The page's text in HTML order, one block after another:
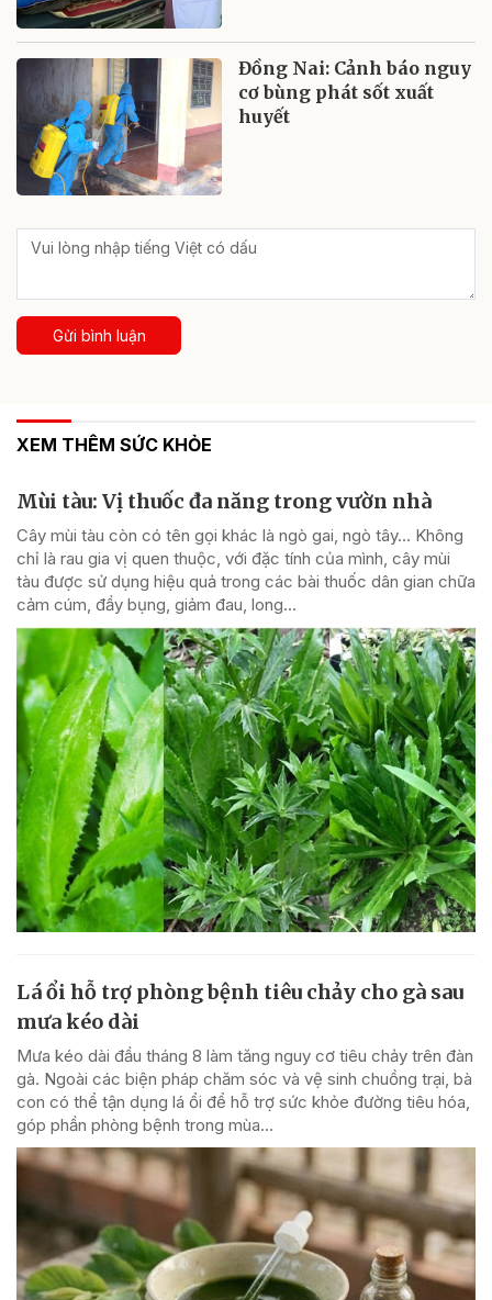
Đồng Nai: Cảnh báo nguy
cơ bùng phát sốt xuất
huyết
Gửi bình luận
XEM THÊM SỨC KHỎE
Mùi tàu: Vị thuốc đa năng trong vườn nhà
Cây mùi tàu còn có tên gọi khác là ngò gai, ngò tây… Không
chỉ là rau gia vị quen thuộc, với đặc tính của mình, cây mùi
tàu được sử dụng hiệu quả trong các bài thuốc dân gian chữa
cảm cúm, đầy bụng, giảm đau, long...
Lá ổi hỗ trợ phòng bệnh tiêu chảy cho gà sau
mưa kéo dài
Mưa kéo dài đầu tháng 8 làm tăng nguy cơ tiêu chảy trên đàn
gà. Ngoài các biện pháp chăm sóc và vệ sinh chuồng trại, bà
con có thể tận dụng lá ổi để hỗ trợ sức khỏe đường tiêu hóa,
góp phần phòng bệnh trong mùa...